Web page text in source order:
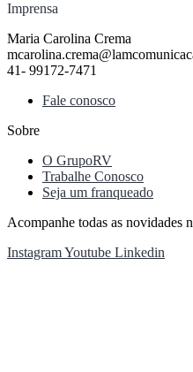
Imprensa
Maria Carolina Crema
41- 99172-7471
Fale conosco
Sobre
O GrupoRV
Trabalhe Conosco
Seja um franqueado
Acompanhe todas as novidades
InstagramYoutube Linkedin